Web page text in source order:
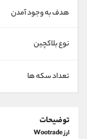
هدف به وجود آمدن
نوع بلاکچین
تعداد سکه ها
توضیحات
ارز Wootrade